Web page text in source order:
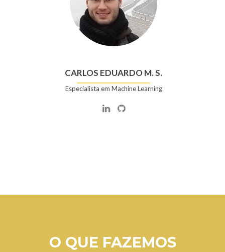
CARLOS EDUARDO M. S.
Especialista em Machine Learning
O QUE FAZEMOS